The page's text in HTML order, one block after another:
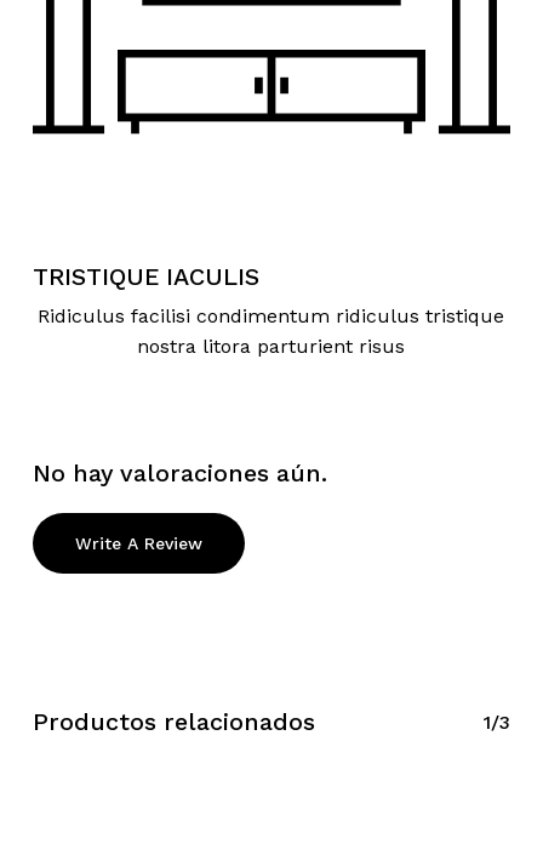
TRISTIQUE IACULIS
Ridiculus facilisi condimentum ridiculus tristique
nostra litora parturient risus
No hay valoraciones aún.
Write A Review
Productos relacionados 1/3